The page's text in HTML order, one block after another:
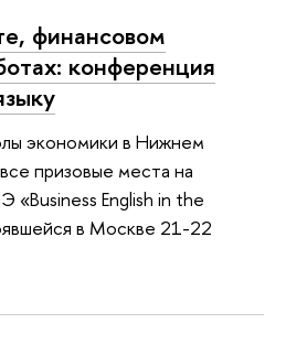
финансовом
конференция
экономики в Нижнем
призовые места на
English in the
в Москве 21-22